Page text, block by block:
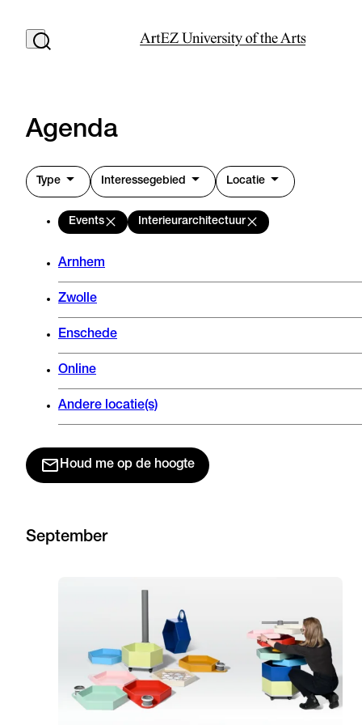
Agenda
Type Interessegebied Locatie
Events Interieurarchitectuur
Arnhem
Zwolle
Enschede
Online
Andere locatie(s)
Houd me op de hoogte
September